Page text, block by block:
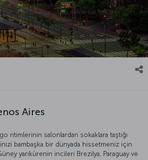
Aires
ritimlerinin salonlardan sokaklara taştığı
bambaşka bir dünyada hissetmeniz için
yarıkürenin incileri Brezilya, Paraguay ve